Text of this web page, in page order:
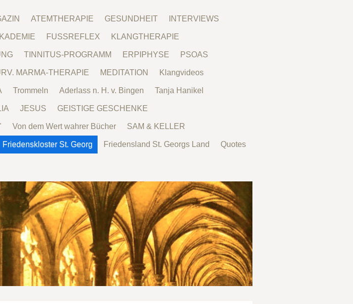
ATEMTHERAPIE GESUNDHEIT INTERVIEWS
FUSSREFLEX KLANGTHERAPIE
TINNITUS-PROGRAMM ERPIPHYSE PSOAS
MARMA-THERAPIE MEDITATION Klangvideos
Trommeln Aderlass n. H. v. Bingen Tanja Hanikel
JESUS GEISTIGE GESCHENKE
Von dem Wert wahrer Bücher SAM & KELLER
Friedenskloster St. Georg Friedensland St. Georgs Land Quotes